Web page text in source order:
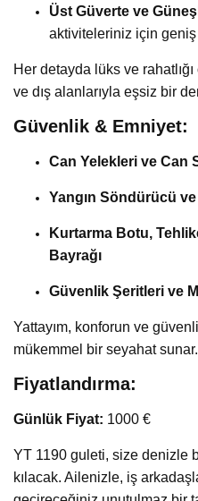
Üst Güverte ve
aktiviteleriniz için
Her detayda lüks ve
ve dış alanlarıyla eşsiz bir
Güvenlik & Emniyet:
Can Yelekleri ve Can
Yangın Söndürücü ve
Kurtarma Botu,
Bayrağı
Güvenlik Şeritleri ve
Yattayım, konforun ve
mükemmel bir seyahat sunar.
Fiyatlandırma:
Günlük Fiyat: 1000 €
YT 1190 guleti, size denizle
kılacak. Ailenizle, iş